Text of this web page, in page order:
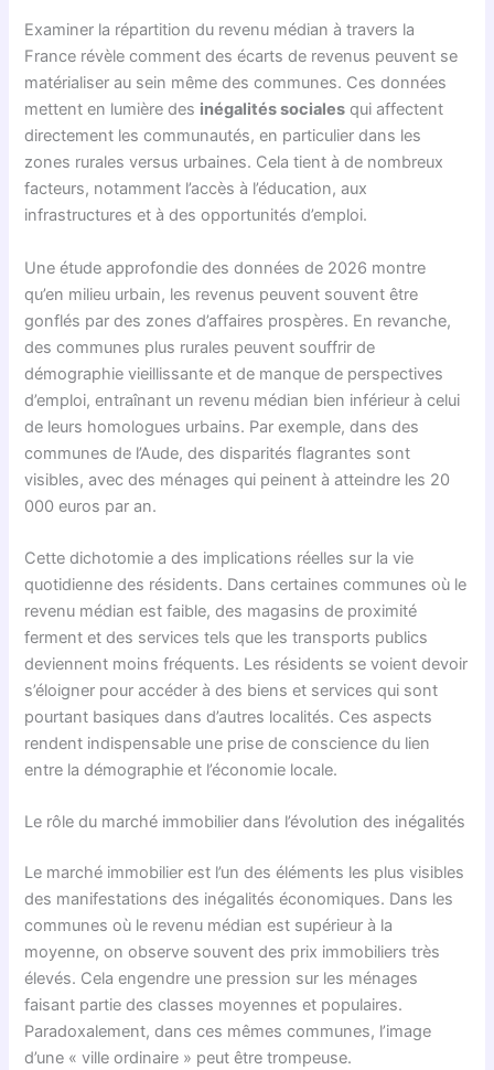
Examiner la répartition du revenu médian à travers la
France révèle comment des écarts de revenus peuvent se
matérialiser au sein même des communes. Ces données
mettent en lumière des inégalités sociales qui affectent
directement les communautés, en particulier dans les
zones rurales versus urbaines. Cela tient à de nombreux
facteurs, notamment l’accès à l’éducation, aux
infrastructures et à des opportunités d’emploi.
Une étude approfondie des données de 2026 montre
qu’en milieu urbain, les revenus peuvent souvent être
gonflés par des zones d’affaires prospères. En revanche,
des communes plus rurales peuvent souffrir de
démographie vieillissante et de manque de perspectives
d’emploi, entraînant un revenu médian bien inférieur à celui
de leurs homologues urbains. Par exemple, dans des
communes de l’Aude, des disparités flagrantes sont
visibles, avec des ménages qui peinent à atteindre les 20
000 euros par an.
Cette dichotomie a des implications réelles sur la vie
quotidienne des résidents. Dans certaines communes où le
revenu médian est faible, des magasins de proximité
ferment et des services tels que les transports publics
deviennent moins fréquents. Les résidents se voient devoir
s’éloigner pour accéder à des biens et services qui sont
pourtant basiques dans d’autres localités. Ces aspects
rendent indispensable une prise de conscience du lien
entre la démographie et l’économie locale.
Le rôle du marché immobilier dans l’évolution des inégalités
Le marché immobilier est l’un des éléments les plus visibles
des manifestations des inégalités économiques. Dans les
communes où le revenu médian est supérieur à la
moyenne, on observe souvent des prix immobiliers très
élevés. Cela engendre une pression sur les ménages
faisant partie des classes moyennes et populaires.
Paradoxalement, dans ces mêmes communes, l’image
d’une « ville ordinaire » peut être trompeuse.